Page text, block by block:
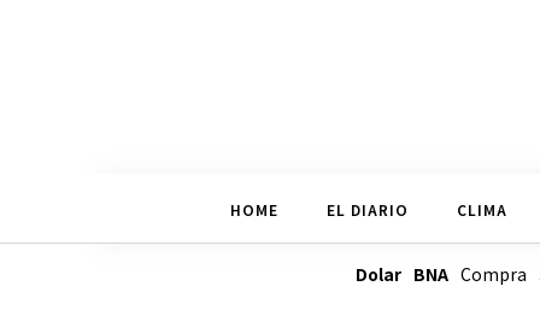
HOME EL DIARIO CLIMA
Dolar BNACompra